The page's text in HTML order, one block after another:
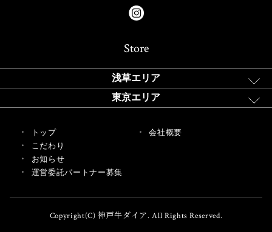
Store
浅草エリア
東京エリア
トップ
こだわり
お知らせ
運営委託パートナー募集
会社概要
Copyright(C) 神戸牛ダイア. All Rights Reserved.